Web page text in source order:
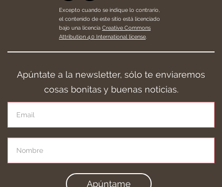
Excepto cuando se indique lo contrario,
el contenido de este sitio está licenciado
bajo una licencia Creative Commons
Attribution 4.0 International license.
Apúntate a la newsletter, sólo te enviaremos
cosas bonitas y buenas noticias.
Apúntame